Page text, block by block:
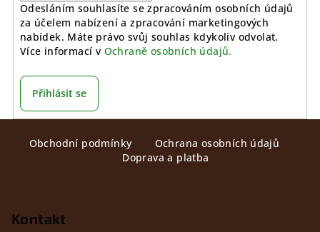
Odesláním souhlasíte se zpracováním osobních údajů
za účelem nabízení a zpracování marketingových
nabídek. Máte právo svůj souhlas kdykoliv odvolat.
Více informací v Ochraně osobních údajů.
Přihlásit se
Obchodní podmínky
Ochrana osobních údajů
Doprava a platba
Kontakt